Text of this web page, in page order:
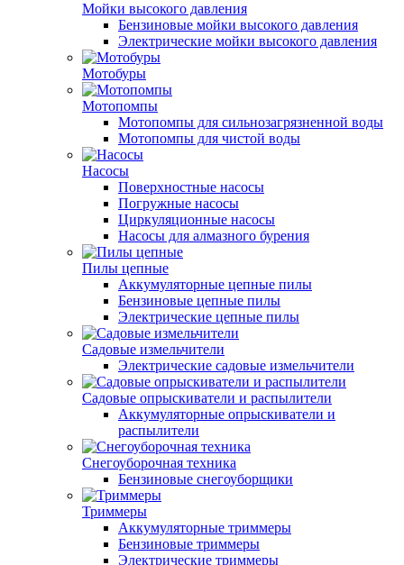
Мойки высокого давления
Бензиновые мойки высокого давления
Электрические мойки высокого давления
Мотобуры
Мотопомпы
Мотопомпы для сильнозагрязненной воды
Мотопомпы для чистой воды
Насосы
Поверхностные насосы
Погружные насосы
Циркуляционные насосы
Насосы для алмазного бурения
Пилы цепные
Аккумуляторные цепные пилы
Бензиновые цепные пилы
Электрические цепные пилы
Садовые измельчители
Электрические садовые измельчители
Садовые опрыскиватели и распылители
Аккумуляторные опрыскиватели и
распылители
Снегоуборочная техника
Бензиновые снегоуборщики
Триммеры
Аккумуляторные триммеры
Бензиновые триммеры
Электрические триммеры